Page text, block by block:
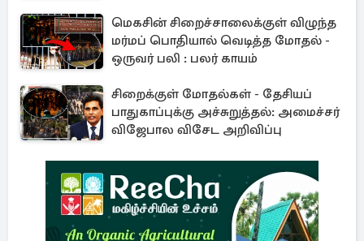
மெகசின் சிறைச்சாலைக்குள் விழுந்த
மர்மப் பொதியால் வெடித்த மோதல் -
ஒருவர் பலி : பலர் காயம்
சிறைக்குள் மோதல்கள் - தேசியப்
பாதுகாப்புக்கு அச்சுறுத்தல்: அமைச்சர்
விஜேபால விசேட அறிவிப்பு